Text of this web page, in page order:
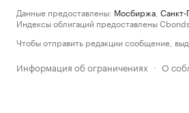
Данные предоставлены: Мосбиржа
Индексы облигаций предоставлены
Чтобы отправить редакции сообщение,
Информация об ограничениях · О